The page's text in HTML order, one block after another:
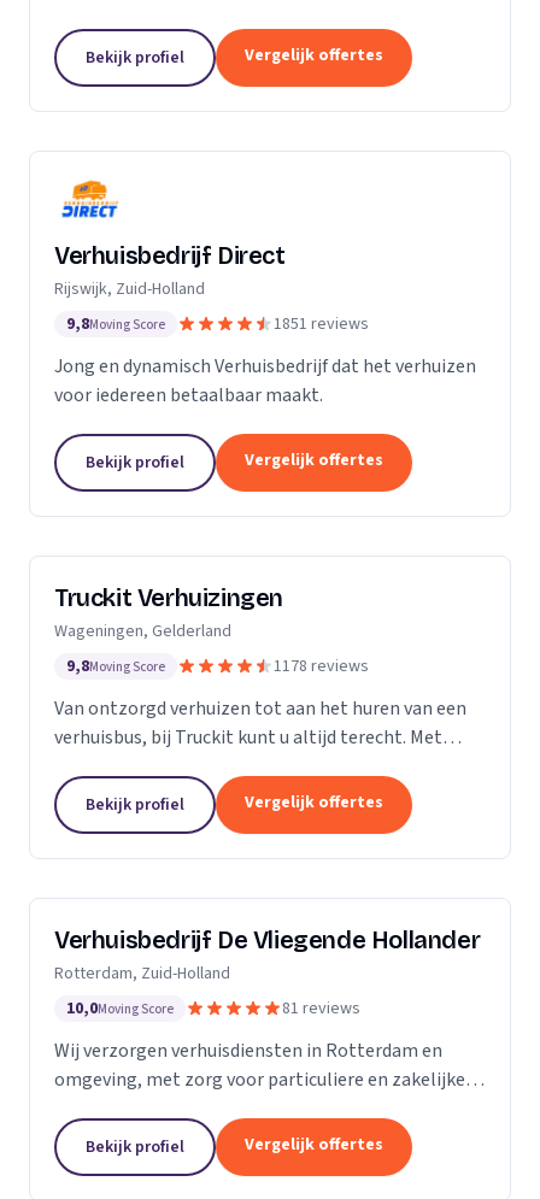
opslag van inboedel, de- en montageservice,...
Bekijk profiel Vergelijk offertes
Verhuisbedrijf Direct
Rijswijk, Zuid-Holland
9,8Moving Score 1851 reviews
Jong en dynamisch Verhuisbedrijf dat het verhuizen
voor iedereen betaalbaar maakt.
Bekijk profiel Vergelijk offertes
Truckit Verhuizingen
Wageningen, Gelderland
9,8Moving Score 1178 reviews
Van ontzorgd verhuizen tot aan het huren van een
verhuisbus, bij Truckit kunt u altijd terecht. Met
klanten geholpen door heel Nederland.
Bekijk profiel Vergelijk offertes
Verhuisbedrijf De Vliegende Hollander
Rotterdam, Zuid-Holland
10,0Moving Score 81 reviews
Wij verzorgen verhuisdiensten in Rotterdam en
omgeving, met zorg voor particuliere en zakelijke
Bekijk profiel Vergelijk offertes